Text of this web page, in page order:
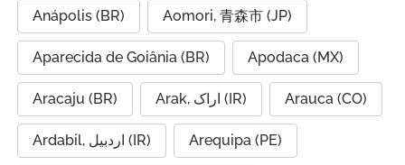
Anápolis (BR) Aomori, 青森市 (JP)
Aparecida de Goiânia (BR) Apodaca (MX)
Aracaju (BR) Arak, اراک (IR) Arauca (CO)
Ardabil, اردبیل (IR) Arequipa (PE)